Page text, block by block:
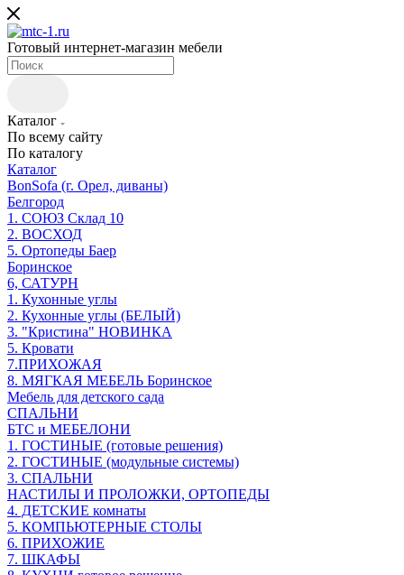
Готовый интернет-магазин мебели
Каталог
По всему сайту
По каталогу
Каталог
BonSofa (г. Орел, диваны)
Белгород
1. СОЮЗ Склад 10
2. ВОСХОД
5. Ортопеды Баер
Боринское
6, САТУРН
1. Кухонные углы
2. Кухонные углы (БЕЛЫЙ)
3. "Кристина" НОВИНКА
5. Кровати
7.ПРИХОЖАЯ
8. МЯГКАЯ МЕБЕЛЬ Боринское
Мебель для детского сада
СПАЛЬНИ
БТС и МЕБЕЛОНИ
1. ГОСТИНЫЕ (готовые решения)
2. ГОСТИНЫЕ (модульные системы)
3. СПАЛЬНИ
НАСТИЛЫ И ПРОЛОЖКИ, ОРТОПЕДЫ
4. ДЕТСКИЕ комнаты
5. КОМПЬЮТЕРНЫЕ СТОЛЫ
6. ПРИХОЖИЕ
7. ШКАФЫ